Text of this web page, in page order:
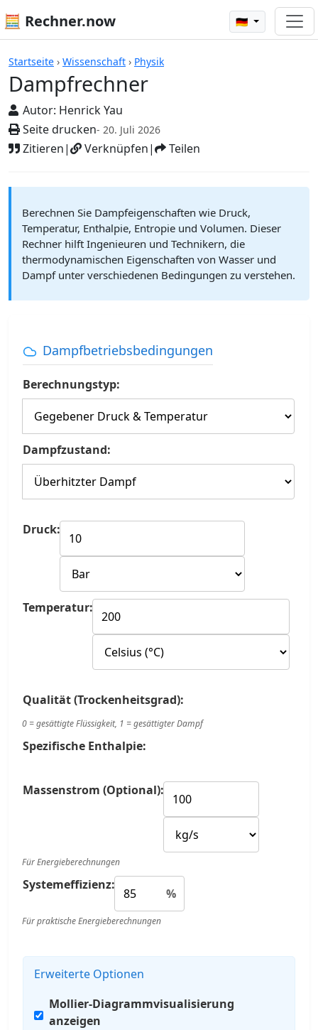
🧮 Rechner.now 🇩🇪
Startseite › Wissenschaft › Physik
Dampfrechner
Autor: Henrick Yau
Seite drucken- 20. Juli 2026
Zitieren| Verknüpfen| Teilen
Rechner
Berechnen Sie Dampfeigenschaften wie Druck,
Temperatur, Enthalpie, Entropie und Volumen. Dieser
Rechner hilft Ingenieuren und Technikern, die
thermodynamischen Eigenschaften von Wasser und
Dampf unter verschiedenen Bedingungen zu verstehen.
Dampfbetriebsbedingungen
Berechnungstyp:
Dampfzustand:
Druck:
Temperatur:
Qualität (Trockenheitsgrad):
0 = gesättigte Flüssigkeit, 1 = gesättigter Dampf
Spezifische Enthalpie:
Massenstrom (Optional):
Für Energieberechnungen
Systemeffizienz:
%
Für praktische Energieberechnungen
Erweiterte Optionen
Mollier-Diagrammvisualisierung
anzeigen